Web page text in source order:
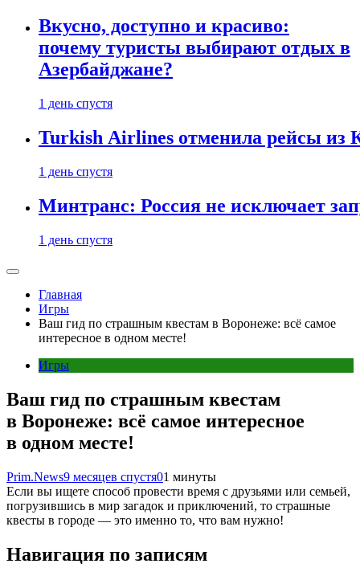
Вкусно, доступно и красиво:
почему туристы выбирают отдых в
Азербайджане?
1 день спустя
Turkish Airlines отменила рейсы из
1 день спустя
Минтранс: Россия не исключает
1 день спустя
Главная
Игры
Ваш гид по страшным квестам в Воронеже: всё самое
интересное в одном месте!
Игры
Ваш гид по страшным квестам
в Воронеже: всё самое интересное
в одном месте!
Prim.News9 месяцев спустя01 минуты
Если вы ищете способ провести время с друзьями или семьей,
погрузившись в мир загадок и приключений, то страшные
квесты в городе — это именно то, что вам нужно!
Навигация по записям